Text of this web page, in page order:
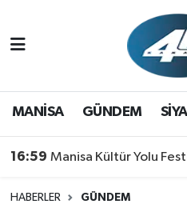
MANİSA GÜNDEM
16:59 Manisa Kültür Yolu Festivali'nde Gastronomi
HABERLER GÜNDEM
GÜNDEM
Hava Durumu
Trafik Durumu